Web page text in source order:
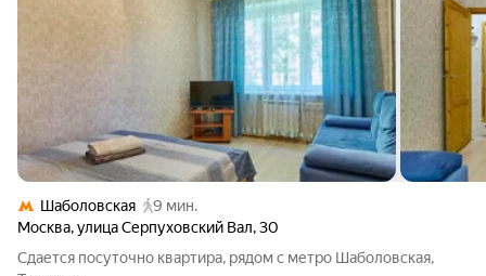
Шаболовская
9 мин.
Москва,улица Серпуховский Вал,30
Сдается посуточно квартира, рядом с метро Шаболовская,